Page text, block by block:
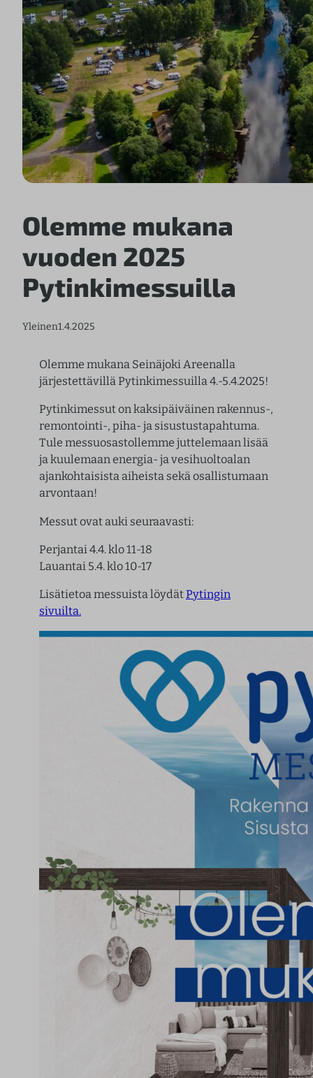
Olemme mukana
vuoden 2025
Pytinkimessuilla
Yleinen1.4.2025
Olemme mukana Seinäjoki Areenalla
järjestettävillä Pytinkimessuilla 4.-5.4.2025!
Pytinkimessut on kaksipäiväinen rakennus-,
remontointi-, piha- ja sisustustapahtuma.
Tule messuosastollemme juttelemaan lisää
ja kuulemaan energia- ja vesihuoltoalan
ajankohtaisista aiheista sekä osallistumaan
arvontaan!
Messut ovat auki seuraavasti:
Perjantai 4.4. klo 11-18
Lauantai 5.4. klo 10-17
Lisätietoa messuista löydätPytingin
sivuilta.